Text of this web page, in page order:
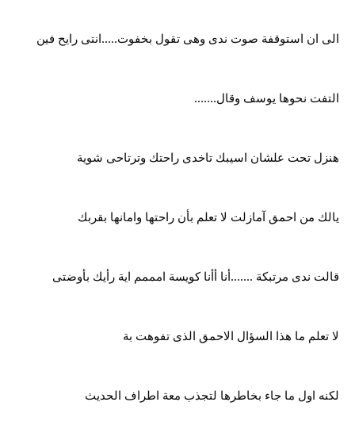
الى ان استوقفة صوت ندى وهى تقول بخفوت.....انتى رايح فين
التفت نحوها يوسف وقال.......
هنزل تحت علشان اسيبك تاخدى راحتك وترتاحى شوية
يالك من احمق آمازلت لا تعلم بأن راحتها وامانها بقربك
قالت ندى مرتبكة .......أنا أأنا كويسة امممم اية رأيك بأوضتى
لا تعلم ما هذا السؤال الاحمق الذى تفوهت بة
لكنه اول ما جاء بخاطرها لتجذب معة اطراف الحديث